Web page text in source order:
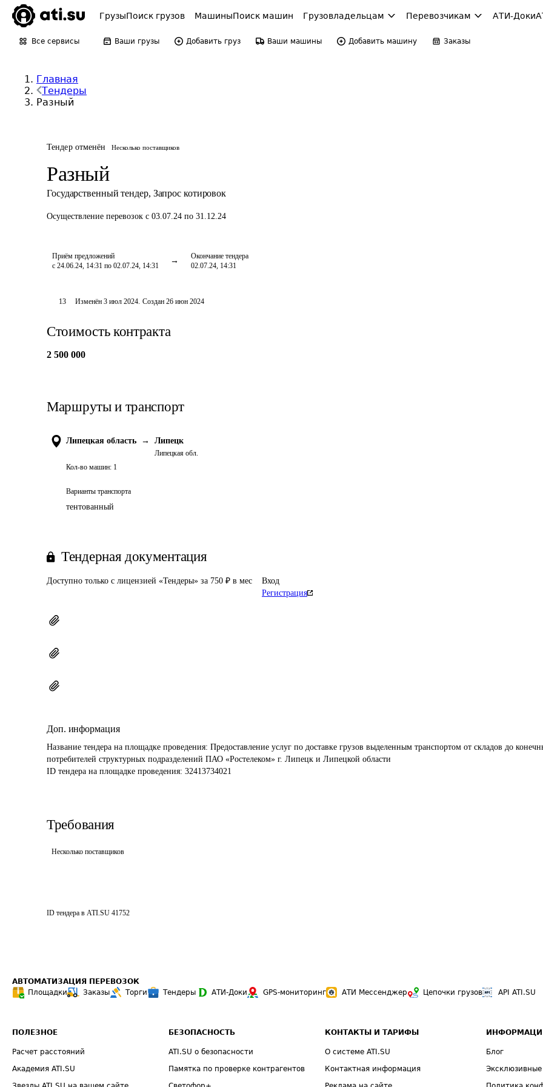
ГрузыПоиск грузов МашиныПоиск машин Грузовладельцам Перевозчикам АТИ-Доки
Все сервисы Ваши грузы Добавить груз Ваши машины Добавить машину Заказы
Главная
Тендеры
Разный
Тендер отменён Несколько поставщиков
Разный
Государственный тендер, Запрос котировок
Осуществление перевозок с 03.07.24 по 31.12.24
Приём предложений
с 24.06.24, 14:31 по 02.07.24, 14:31
Окончание тендера
02.07.24, 14:31
13 Изменён3 июл 2024. Создан 26 июн 2024
Стоимость контракта
2 500 000
Маршруты и транспорт
Липецкая область → Липецк
Липецкая обл.
Кол-во машин: 1
Варианты транспорта
тентованный
Тендерная документация
Доступно только с лицензией «Тендеры» за 750 ₽ в мес
Вход
Регистрация
Доп. информация
Название тендера на площадке проведения: Предоставление услуг по доставке грузов выделенным транспортом от складов до
потребителей структурных подразделений ПАО «Ростелеком» г. Липецк и Липецкой области
ID тендера на площадке проведения: 32413734021
Требования
Несколько поставщиков
ID тендера в ATI.SU 41752
АВТОМАТИЗАЦИЯ ПЕРЕВОЗОК
Площадки
Заказы Торги Тендеры АТИ-Доки GPS-мониторинг АТИ Мессенджер Цепочки грузов API ATI.SU
ПОЛЕЗНОЕ
Расчет расстояний
Академия ATI.SU
БЕЗОПАСНОСТЬ
ATI.SU о безопасности
Памятка по проверке контрагентов
КОНТАКТЫ И ТАРИФЫ
О системе ATI.SU
Контактная информация
Блог